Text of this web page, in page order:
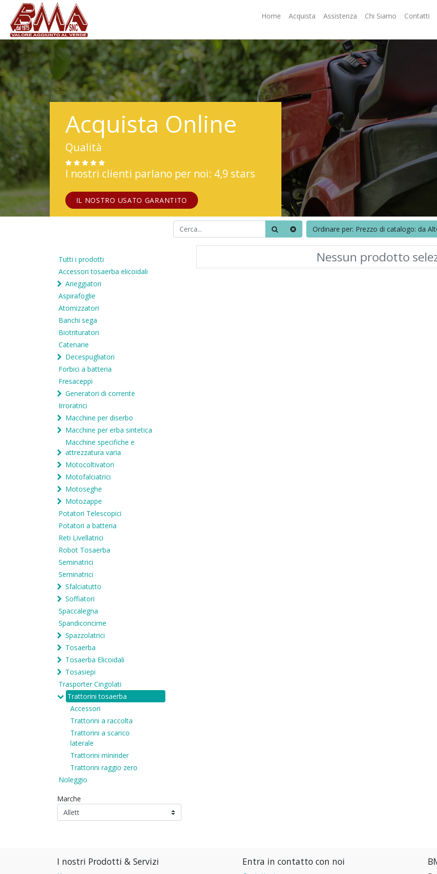
Home Acquista Assistenza Chi Siamo Contatti
Acquista Online
Qualità
I nostri clienti parlano per noi: 4,9 stars
IL NOSTRO USATO GARANTITO
Ordinare per: Prezzo di catalogo: da
Tutti i prodotti
Accessori tosaerba elicoidali
Arieggiatori
Aspirafoglie
Atomizzatori
Banchi sega
Biotrituratori
Catenarie
Decespugliatori
Forbici a batteria
Fresaceppi
Generatori di corrente
Irroratrici
Macchine per diserbo
Macchine per erba sintetica
Macchine specifiche e
attrezzatura varia
Motocoltivatori
Motofalciatrici
Motoseghe
Motozappe
Potatori Telescopici
Potatori a batteria
Reti Livellatrici
Robot Tosaerba
Seminatrici
Seminatrici
Sfalciatutto
Soffiatori
Spaccalegna
Spandiconcime
Spazzolatrici
Tosaerba
Tosaerba Elicoidali
Tosasiepi
Trasporter Cingolati
Trattorini tosaerba
Accessori
Trattorini a raccolta
Trattorini a scarico
laterale
Trattorini minirider
Trattorini raggio zero
Noleggio
Marche
Nessun prodotto
I nostri Prodotti & Servizi Entra in contatto con noi